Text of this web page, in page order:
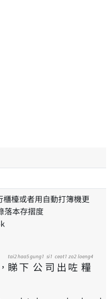
櫃檯或者用自動打簿機更
落本存摺度
， 睇
tai2
下
haa5
公
gung1
司
si1
出
ceot1
咗
zo2
糧
loeng4